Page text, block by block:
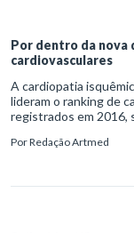
Por dentro da nova
cardiovasculares
A cardiopatia
lideram o ranking de
registrados em 2016,
morbimortalidade, a
PorRedação Artmed